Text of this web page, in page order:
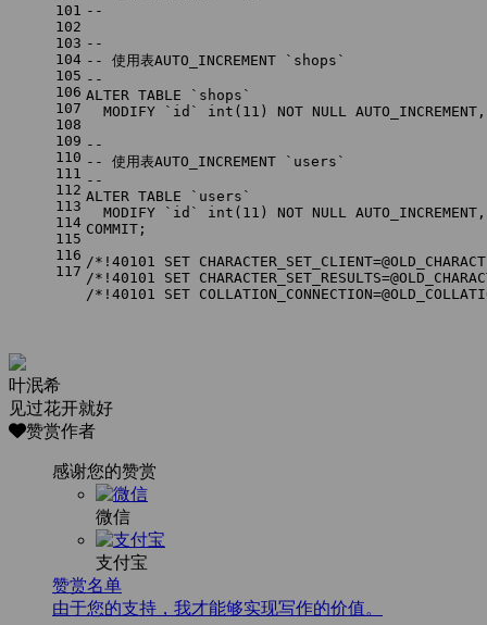
101
102
103
104
105
106
107
108
109
110
111
112
113
114
115
116
117
--
--
-- 使用表AUTO_INCREMENT `shops`
--
ALTER TABLE `shops`
  MODIFY `id`
int ( 11 ) NOT NULL
--
-- 使用表AUTO_INCREMENT `users`
--
ALTER TABLE `users`
  MODIFY `id`
int ( 11 ) NOT NULL
COMMIT ;
/*!40101 SET
/*!40101 SET
/*!40101 SET
叶泯希
见过花开就好
赞赏作者
感谢您的赞赏
微信
支付宝
赞赏名单
由于您的支持，我才能够实现写作的价值。